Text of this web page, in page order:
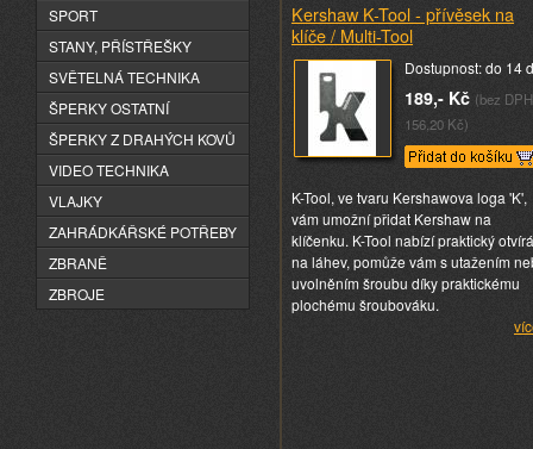
Kershaw K-Tool - přívěsek na
klíče / Multi-Tool
Dostupnost: do 14
189,- Kč (bez DPH
156,20 Kč)
K-Tool, ve tvaru Kershawova loga 'K',
vám umožní přidat Kershaw na
klíčenku. K-Tool nabízí praktický
na láhev, pomůže vám s utažením
uvolněním šroubu díky praktickému
plochému šroubováku.
SPORT
STANY, PŘÍSTŘEŠKY
SVĚTELNÁ TECHNIKA
ŠPERKY OSTATNÍ
ŠPERKY Z DRAHÝCH KOVŮ
VIDEO TECHNIKA
VLAJKY
ZAHRÁDKÁŘSKÉ POTŘEBY
ZBRANĚ
ZBROJE